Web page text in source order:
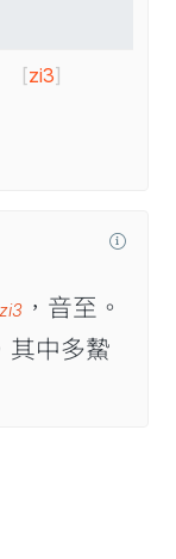
[zi3]
，音至。
其中多䲀